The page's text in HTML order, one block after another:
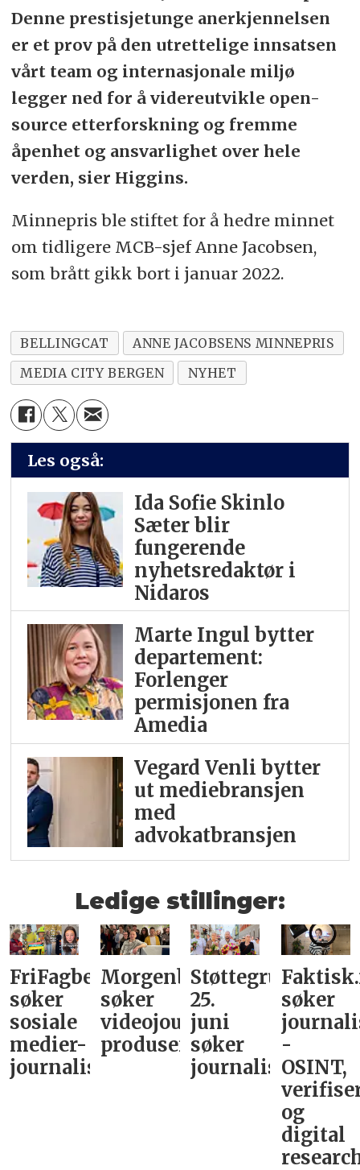
Denne prestisjetunge anerkjennelsen
er et prov på den utrettelige innsatsen
vårt team og internasjonale miljø
legger ned for å videreutvikle open-
source etterforskning og fremme
åpenhet og ansvarlighet over hele
verden, sier Higgins.
Minnepris ble stiftet for å hedre minnet
om tidligere MCB-sjef Anne Jacobsen,
som brått gikk bort i januar 2022.
BELLINGCAT
ANNE JACOBSENS MINNEPRIS
MEDIA CITY BERGEN
NYHET
Les også:
Ida Sofie Skinlo
Sæter blir
fungerende
nyhetsredaktør i
Nidaros
Marte Ingul bytter
departement:
Forlenger
permisjonen fra
Amedia
Vegard Venli bytter
ut mediebransjen
med
advokatbransjen
Ledige stillinger:
FriFagbevegelse
søker
sosiale
medier-
journalist
Morgenbladet
søker
videojournalist/podkast-
produsent
Støttegruppa
25.
juni
søker
journalist
søker
-
OSINT,
og
digital